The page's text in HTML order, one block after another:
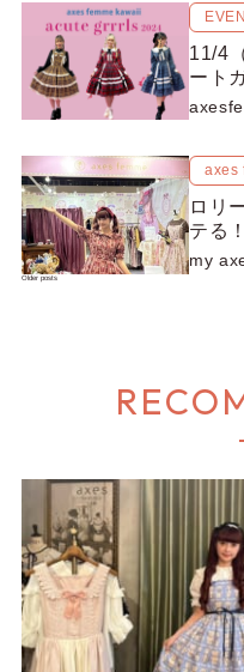
11/4
ート
axes
ロリ
テる
「
my
Posts
navigation
Older posts